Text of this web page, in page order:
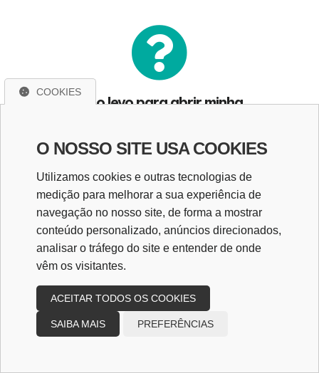
Quanto tempo levo para abrir minha
Quais documentos necessários para
abertura de empresa?
Posso registrar minha empresa em meu
endereço residencial?
COOKIES
O NOSSO SITE USA COOKIES
Utilizamos cookies e outras tecnologias de
medição para melhorar a sua experiência de
navegação no nosso site, de forma a mostrar
conteúdo personalizado, anúncios direcionados,
analisar o tráfego do site e entender de onde
vêm os visitantes.
ACEITAR TODOS OS COOKIES
SAIBA MAIS PREFERÊNCIAS